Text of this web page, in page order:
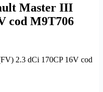
Master III
cod M9T706
2.3 dCi 170CP 16V cod